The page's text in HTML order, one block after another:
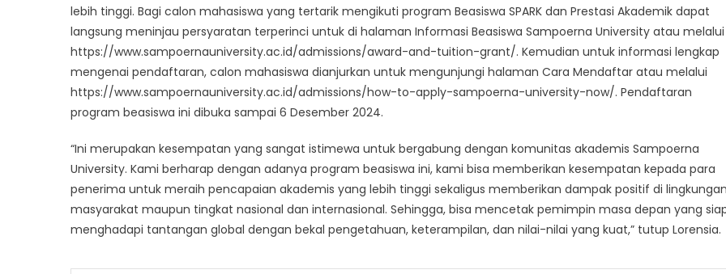
lebih tinggi. Bagi calon mahasiswa yang tertarik mengikuti program Beasiswa SPARK dan Prestasi Akademik dapat
langsung meninjau persyaratan terperinci untuk di halaman Informasi Beasiswa Sampoerna University atau melalui
https://www.sampoernauniversity.ac.id/admissions/award-and-tuition-grant/. Kemudian untuk informasi lengkap
mengenai pendaftaran, calon mahasiswa dianjurkan untuk mengunjungi halaman Cara Mendaftar atau melalui
https://www.sampoernauniversity.ac.id/admissions/how-to-apply-sampoerna-university-now/. Pendaftaran
program beasiswa ini dibuka sampai 6 Desember 2024.
“Ini merupakan kesempatan yang sangat istimewa untuk bergabung dengan komunitas akademis Sampoerna
University. Kami berharap dengan adanya program beasiswa ini, kami bisa memberikan kesempatan kepada para
penerima untuk meraih pencapaian akademis yang lebih tinggi sekaligus memberikan dampak positif di lingkungan
masyarakat maupun tingkat nasional dan internasional. Sehingga, bisa mencetak pemimpin masa depan yang
menghadapi tantangan global dengan bekal pengetahuan, keterampilan, dan nilai-nilai yang kuat,” tutup Lorensia.